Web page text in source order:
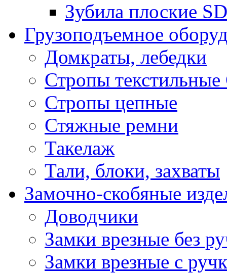
Зубила плоские
Грузоподъемное
Домкраты, лебедки
Стропы
Стропы цепные
Стяжные ремни
Такелаж
Тали, блоки, захваты
Замочно-скобяные
Доводчики
Замки врезные без
Замки врезные с